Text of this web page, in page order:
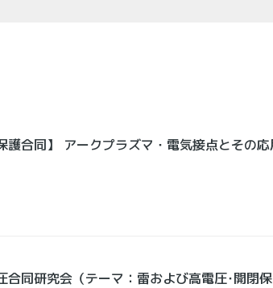
合同】 アークプラズマ・電気接点とその応
同研究会（テーマ：雷および高電圧･開閉保